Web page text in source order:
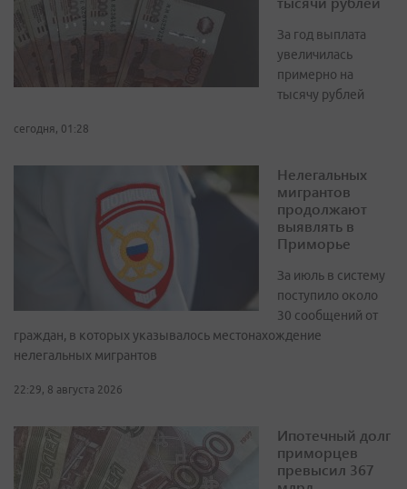
За год выплата
увеличилась
примерно на
тысячу рублей
сегодня, 01:28
Нелегальных
мигрантов
продолжают
выявлять в
Приморье
За июль в систему
поступило около
30 сообщений от
граждан, в которых указывалось местонахождение
нелегальных мигрантов
22:29, 8 августа 2026
Ипотечный долг
приморцев
превысил 367